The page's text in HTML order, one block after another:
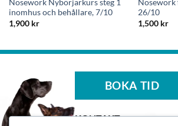
Nosework Nybörjarkurs steg 1
inomhus och behållare, 7/10
1,900 kr
Nosework
26/10
1,500 kr
BOKA TID
KONTAKT